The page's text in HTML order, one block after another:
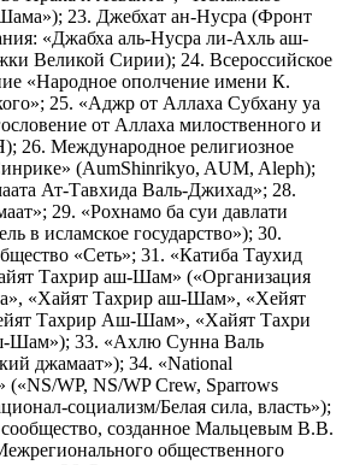
23. Джебхат ан-Нусра (Фронт
«Джабха аль-Нусра ли-Ахль аш-
Великой Сирии); 24. Всероссийское
«Народное ополчение имени К.
25. «Аджр от Аллаха Субхану уа
от Аллаха милоственного и
26. Международное религиозное
(AumShinrikyo, AUM, Aleph);
Ат-Тавхида Валь-Джихад»; 28.
29. «Рохнамо ба суи давлати
в исламское государство»); 30.
«Сеть»; 31. «Катиба Таухид
Тахрир аш-Шам» («Организация
«Хайят Тахрир аш-Шам», «Хейят
Тахрир Аш-Шам», «Хайят Тахри
Шам»); 33. «Ахлю Сунна Валь
джамаат»); 34. «National
(«NS/WP, NS/WP Crew, Sparrows
социализм/Белая сила, власть»);
сообщество, созданное Мальцевым В.В.
общественного